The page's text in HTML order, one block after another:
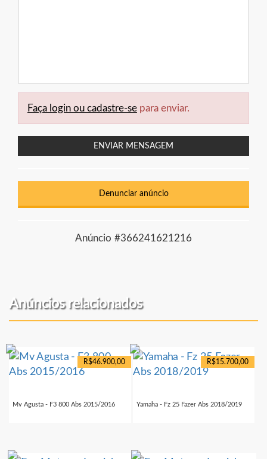
Faça login ou cadastre-se para enviar.
ENVIAR MENSAGEM
Denunciar anúncio
Anúncio #366241621216
Anúncios relacionados
R$46.900,00
Mv Agusta - F3 800 Abs 2015/2016
R$15.700,00
Yamaha - Fz 25 Fazer Abs 2018/2019